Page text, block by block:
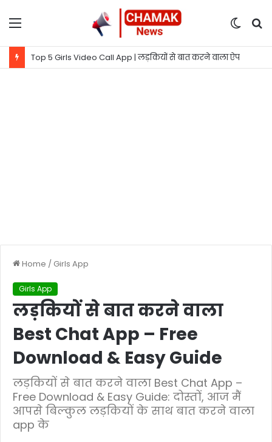
Menu
Switch
Top 5 Girls Video Call App | लड़कियों से बात करने वाला ऐप
Home / Girls App
Girls App
लड़कियों से बात करने वाला
Best Chat App – Free
Download & Easy Guide
लड़कियों से बात करने वाला Best Chat App –
Free Download & Easy Guide: दोस्तों, आज मैं
आपसे बिल्कुल लड़कियों के साथ बात करने वाला
app के